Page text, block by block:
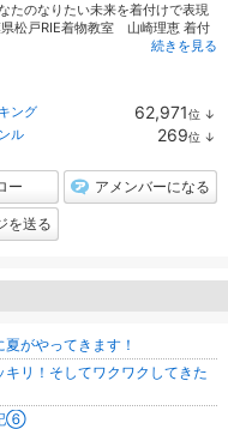
たのなりたい未来を着付けで表現
県松戸RIE着物教室 山崎理恵 着付
続きを見る
ング 62,971位 ↓
ン
ル 269位 ↓
ー アメンバーになる
を送る
がやってきます！
キリ！そしてワクワクしてきた
⑥